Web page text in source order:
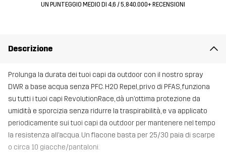
UN PUNTEGGIO MEDIO DI 4,6 / 5, 840.000+ RECENSIONI
Descrizione
Prolunga la durata dei tuoi capi da outdoor con il nostro spray
DWR a base acqua senza PFC. H2O Repel, privo di PFAS, funziona
su tutti i tuoi capi RevolutionRace, dà un’ottima protezione da
umidità e sporcizia senza ridurre la traspirabilità, e va applicato
periodicamente sui tuoi capi da outdoor per mantenere nel tempo
la resistenza all’acqua. Un flacone basta per 25/30 paia di scarpe
o circa 10 giacche/pantaloni.